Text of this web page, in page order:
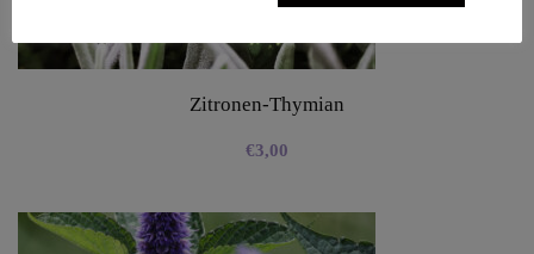
Zitronen-Thymian
€3,00